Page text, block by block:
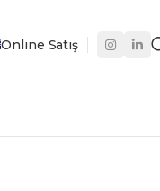
Onlıne Satış